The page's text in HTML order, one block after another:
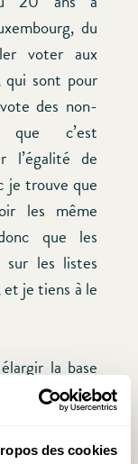
des cookies
du
voter aux
qui sont pour
des non-
que c’est
l’égalité de
trouve que
les même
que les
sur les listes
je tiens à le
la base
important
de ce que
qui bloquent